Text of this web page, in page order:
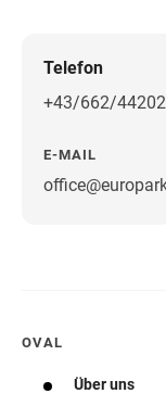
Telefon
+43/662/
E-MAIL
OVAL
Über uns